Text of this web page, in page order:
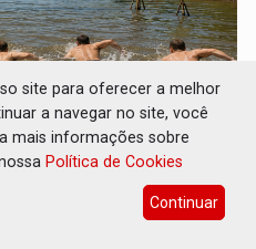
foi dada e
de RO partem para
site para oferecer a melhor
a navegar no site, você
mais informações sobre
Política de Cookies
Continuar